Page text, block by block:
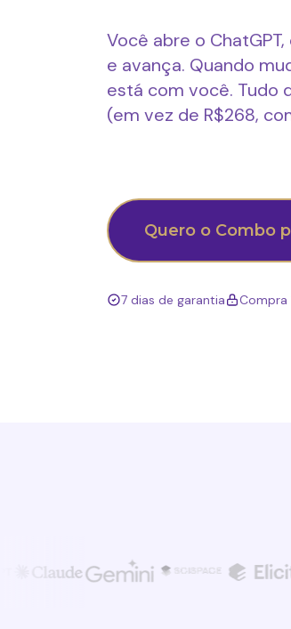
Você abre o
e avança. Quando
está com você. Tudo
(em vez de R$268,
Quero o Combo
7 dias de garantia Compra